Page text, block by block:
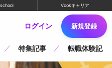
Vookキャリア
ログイン 新規登録
特集記事 転職体験記